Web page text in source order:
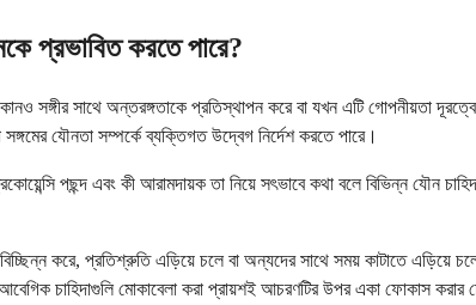
প্রভাবিত করতে পারে?
সঙ্গীর সাথে অন্তরঙ্গতাকে প্রতিস্থাপন করে বা যখন এটি গোপনীয়তা
যৌনতা সম্পর্কে ব্যক্তিগত উদ্বেগ নির্দেশ করতে পারে।
পছন্দ এবং কী আরামদায়ক তা নিয়ে সৎভাবে কথা বলে বিভিন্ন যৌন
করে, প্রতিশ্রুতি এড়িয়ে চলে বা অন্যদের সাথে সময় কাটাতে এড়িয়ে
চাহিদাগুলি মোকাবেলা করা প্রায়শই আচরণটির উপর একা ফোকাস করার